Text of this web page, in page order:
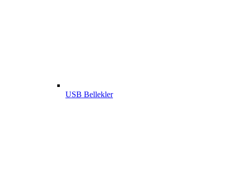
USB Bellekler